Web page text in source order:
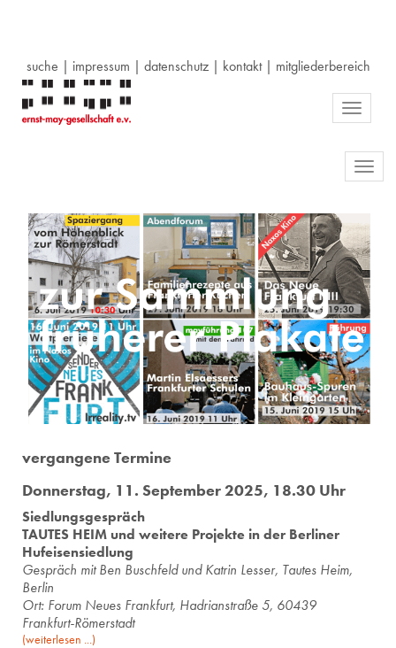
suche | impressum | datenschutz| kontakt| mitgliederbereich
Toggle
vergangene Termine
Donnerstag, 11. September 2025, 18.30 Uhr
Siedlungsgespräch
TAUTES HEIM und weitere Projekte in der Berliner
Hufeisensiedlung
Ge­spräch mit Ben Busch­feld und Kat­rin Les­ser, Tau­tes Heim,
Ber­lin
Ort: Forum Neues Frankfurt, Hadrianstraße 5, 60439
Frankfurt-Römerstadt
(weiterlesen ...)